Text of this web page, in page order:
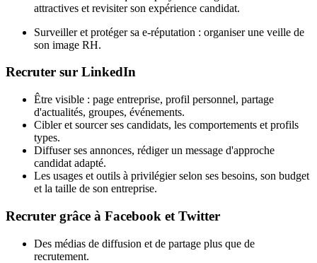
attractives et revisiter son expérience candidat.
Surveiller et protéger sa e-réputation : organiser une veille de
son image RH.
Recruter sur LinkedIn
Être visible : page entreprise, profil personnel, partage
d'actualités, groupes, événements.
Cibler et sourcer ses candidats, les comportements et profils
types.
Diffuser ses annonces, rédiger un message d'approche
candidat adapté.
Les usages et outils à privilégier selon ses besoins, son budget
et la taille de son entreprise.
Recruter grâce à Facebook et Twitter
Des médias de diffusion et de partage plus que de
recrutement.